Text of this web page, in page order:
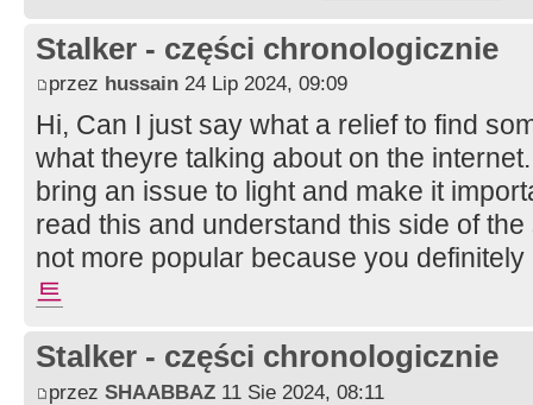
Stalker - części chronologicznie
przez hussain 24 Lip 2024, 09:09
Hi, Can I just say what a relief to find
what theyre talking about on the
bring an issue to light and make it
read this and understand this side of
not more popular because you
트
Stalker - części chronologicznie
przez SHAABBAZ 11 Sie 2024, 08:11